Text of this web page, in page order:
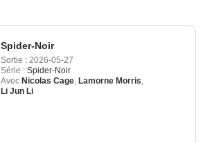
Spider-Noir
Sortie : 2026-05-27
Série : Spider-Noir
Avec Nicolas Cage Lamorne Morris
Li Jun Li